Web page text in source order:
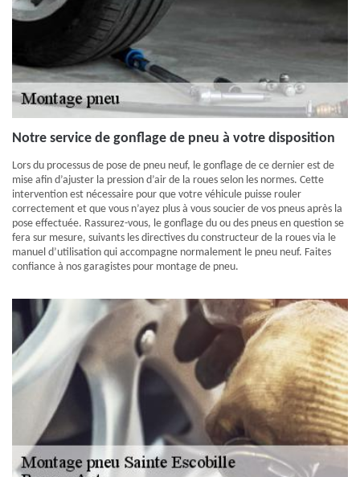
Notre service de gonflage de pneu à votre disposition
Lors du processus de pose de pneu neuf, le gonflage de ce dernier est de
mise afin d’ajuster la pression d’air de la roues selon les normes. Cette
intervention est nécessaire pour que votre véhicule puisse rouler
correctement et que vous n’ayez plus à vous soucier de vos pneus après la
pose effectuée. Rassurez-vous, le gonflage du ou des pneus en question se
fera sur mesure, suivants les directives du constructeur de la roues via le
manuel d’utilisation qui accompagne normalement le pneu neuf. Faites
confiance à nos garagistes pour montage de pneu.